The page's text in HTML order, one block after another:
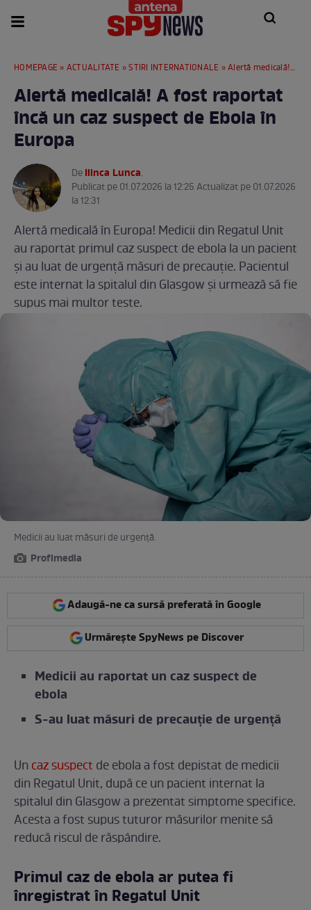
HOMEPAGE » ACTUALITATE »STIRI INTERNATIONALE » Alertă medicală! A fost raportat încă un caz suspect de Ebola în Europa
Alertă medicală! A fost raportat
încă un caz suspect de Ebola în
Europa
DeIlinca Lunca.
Publicat pe 01.07.2026 la 12:25 Actualizat pe 01.07.2026
la 12:31
Alertă medicală în Europa! Medicii din Regatul Unit
au raportat primul caz suspect de ebola la un pacient
și au luat de urgență măsuri de precauție. Pacientul
este internat la spitalul din Glasgow și urmează să fie
supus mai multor teste.
Medicii au luat măsuri de urgență.
Profimedia
Adaugă-ne ca sursă preferată în Google
Urmărește SpyNews pe Discover
Medicii au raportat un caz suspect de
ebola
S-au luat măsuri de precauție de urgență
Un caz suspect de ebola a fost depistat de medicii
din Regatul Unit, după ce un pacient internat la
spitalul din Glasgow a prezentat simptome specifice.
Acesta a fost supus tuturor măsurilor menite să
reducă riscul de răspândire.
Primul caz de ebola ar putea fi
înregistrat în Regatul Unit